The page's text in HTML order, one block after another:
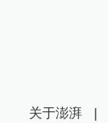
关于澎湃 |